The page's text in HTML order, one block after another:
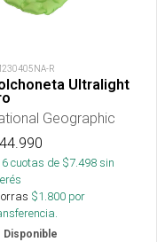
R
Ultralight
Geographic
44.990
6cuotas de $7.498sin
$1.800 por
Disponible